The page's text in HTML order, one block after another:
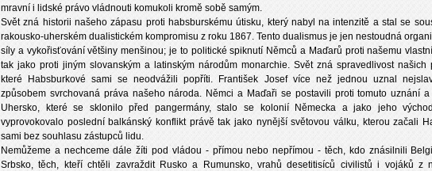
mravní i lidské právo vládnouti komukoli kromě sobě samým.
Svět zná historii našeho zápasu proti habsburskému útisku, který nabyl na intenzitě a stal se
rakousko-uherském dualistickém kompromisu z roku 1867. Tento dualismus je jen nestoudná
síly a vykořisťování většiny menšinou; je to politické spiknutí Němců a Maďarů proti našemu
tak jako proti jiným slovanským a latinským národům monarchie. Svět zná spravedlivost našich
které Habsburkové sami se neodvážili popříti. František Josef více než jednou uznal
způsobem svrchovaná práva našeho národa. Němci a Maďaři se postavili proti tomuto uznání a
Uhersko, které se sklonilo před pangermány, stalo se kolonií Německa a jako jeho
vyprovokovalo poslední balkánský konflikt právě tak jako nynější světovou válku, kterou začali
sami bez souhlasu zástupců lidu.
Nemůžeme a nechceme dále žíti pod vládou - přímou nebo nepřímou - těch, kdo znásilnili
Srbsko, těch, kteří chtěli zavraždit Rusko a Rumunsko, vrahů desetitisíců civilistů i vojáků z